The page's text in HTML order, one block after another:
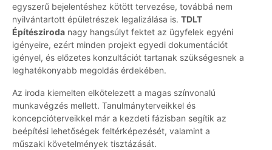
egyszerű bejelentéshez kötött tervezése, továbbá nem
nyilvántartott épületrészek legalizálása is. TDLT
Építésziroda nagy hangsúlyt fektet az ügyfelek egyéni
igényeire, ezért minden projekt egyedi dokumentációt
igényel, és előzetes konzultációt tartanak szükségesnek a
leghatékonyabb megoldás érdekében.
Az iroda kiemelten elkötelezett a magas színvonalú
munkavégzés mellett. Tanulmányterveikkel és
koncepcióterveikkel már a kezdeti fázisban segítik az
beépítési lehetőségek feltérképezését, valamint a
műszaki követelmények tisztázását.